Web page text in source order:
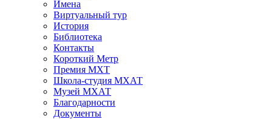
Имена
Виртуальный тур
История
Библиотека
Контакты
Короткий Метр
Премия МХТ
Школа-студия МХАТ
Музей МХАТ
Благодарности
Документы